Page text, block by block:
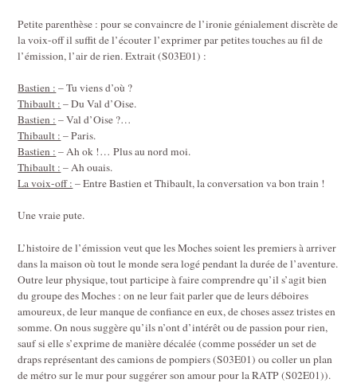
Petite parenthèse : pour se convaincre de l’ironie génialement discrète de
la voix-off il suffit de l’écouter l’exprimer par petites touches au fil de
l’émission, l’air de rien. Extrait (S03E01) :
Bastien : – Tu viens d’où ?
Thibault : – Du Val d’Oise.
Bastien : – Val d’Oise ?…
Thibault : – Paris.
Bastien : – Ah ok !… Plus au nord moi.
Thibault : – Ah ouais.
La voix-off : – Entre Bastien et Thibault, la conversation va bon train !
Une vraie pute.
L’histoire de l’émission veut que les Moches soient les premiers à arriver
dans la maison où tout le monde sera logé pendant la durée de l’aventure.
Outre leur physique, tout participe à faire comprendre qu’il s’agit bien
du groupe des Moches : on ne leur fait parler que de leurs déboires
amoureux, de leur manque de confiance en eux, de choses assez tristes en
somme. On nous suggère qu’ils n’ont d’intérêt ou de passion pour rien,
sauf si elle s’exprime de manière décalée (comme posséder un set de
draps représentant des camions de pompiers (S03E01) ou coller un plan
de métro sur le mur pour suggérer son amour pour la RATP (S02E01)).